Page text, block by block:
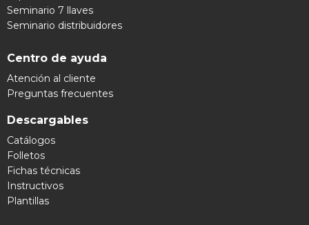
Seminario 7 llaves
Seminario distribuidores
Centro de ayuda
Atención al cliente
Preguntas frecuentes
Descargables
Catálogos
Folletos
Fichas técnicas
Instructivos
Plantillas